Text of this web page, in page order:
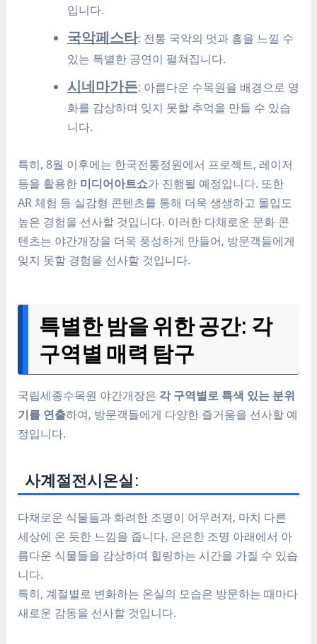
입니다.
국악페스타: 전통 국악의 멋과 흥을 느낄 수
있는 특별한 공연이 펼쳐집니다.
시네마가든: 아름다운 수목원을 배경으로 영
화를 감상하며 잊지 못할 추억을 만들 수 있습
니다.
특히, 8월 이후에는 한국전통정원에서 프로젝트, 레이저
등을 활용한 미디어아트쇼가 진행될 예정입니다. 또한
AR 체험 등 실감형 콘텐츠를 통해 더욱 생생하고 몰입도
높은 경험을 선사할 것입니다. 이러한 다채로운 문화 콘
텐츠는 야간개장을 더욱 풍성하게 만들어, 방문객들에게
잊지 못할 경험을 선사할 것입니다.
특별한 밤을 위한 공간: 각
구역별 매력 탐구
국립세종수목원 야간개장은 각 구역별로 특색 있는 분위
기를 연출하여, 방문객들에게 다양한 즐거움을 선사할 예
정입니다.
사계절전시온실:
다채로운 식물들과 화려한 조명이 어우러져, 마치 다른
세상에 온 듯한 느낌을 줍니다. 은은한 조명 아래에서 아
름다운 식물들을 감상하며 힐링하는 시간을 가질 수 있습
니다.
특히, 계절별로 변화하는 온실의 모습은 방문하는 때마다
새로운 감동을 선사할 것입니다.